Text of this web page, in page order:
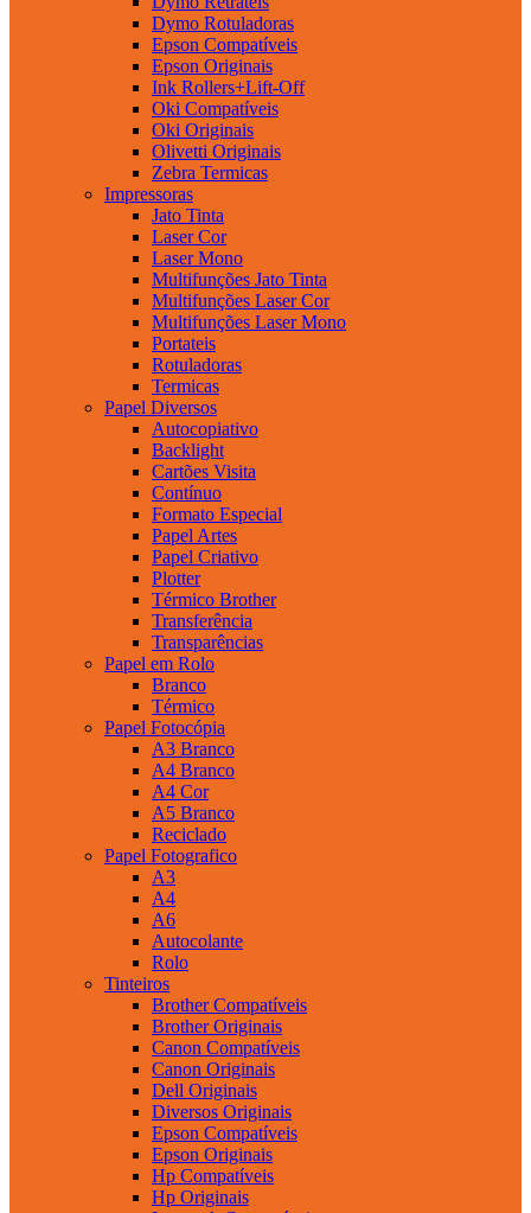
Dymo Rotuladoras
Epson Compatíveis
Epson Originais
Ink Rollers+Lift-Off
Oki Compatíveis
Oki Originais
Olivetti Originais
Zebra Termicas
Impressoras
Jato Tinta
Laser Cor
Laser Mono
Multifunções Jato Tinta
Multifunções Laser Cor
Multifunções Laser Mono
Portateis
Rotuladoras
Termicas
Papel Diversos
Autocopiativo
Backlight
Cartões Visita
Contínuo
Formato Especial
Papel Artes
Papel Criativo
Plotter
Térmico Brother
Transferência
Transparências
Papel em Rolo
Branco
Térmico
Papel Fotocópia
A3 Branco
A4 Branco
A4 Cor
A5 Branco
Reciclado
Papel Fotografico
A3
A4
A6
Autocolante
Rolo
Tinteiros
Brother Compatíveis
Brother Originais
Canon Compatíveis
Canon Originais
Dell Originais
Diversos Originais
Epson Compatíveis
Epson Originais
Hp Compatíveis
Hp Originais